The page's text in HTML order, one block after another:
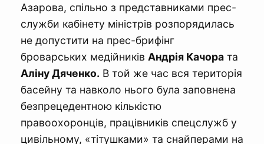
Азарова, спільно з представниками прес-
служби кабінету міністрів розпорядилась
не допустити на прес-брифінг
броварських медійників Андрія Качора та
Аліну Дяченко. В той же час вся територія
басейну та навколо нього була заповнена
безпрецедентною кількістю
правоохоронців, працівників спецслужб у
цивільному, «тітушками» та снайперами на